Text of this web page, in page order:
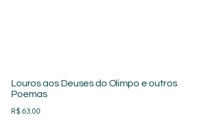
Louros aos Deuses do Olimpo e outros
Poemas
Preço
R$ 63,00